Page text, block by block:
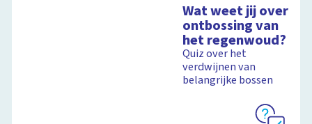
Wat weet jij over
ontbossing van
het regenwoud?
Quiz over het
verdwijnen van
belangrijke bossen